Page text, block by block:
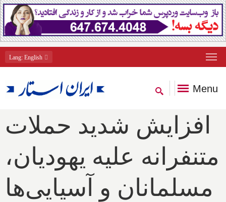
Lang: English
Menu
افزایش شدید حملات
متنفرانه علیه یهودیان،
مسلمانان و آسیایی‌ها